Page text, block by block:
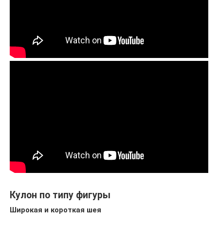
Кулон по типу фигуры
Широкая и короткая шея